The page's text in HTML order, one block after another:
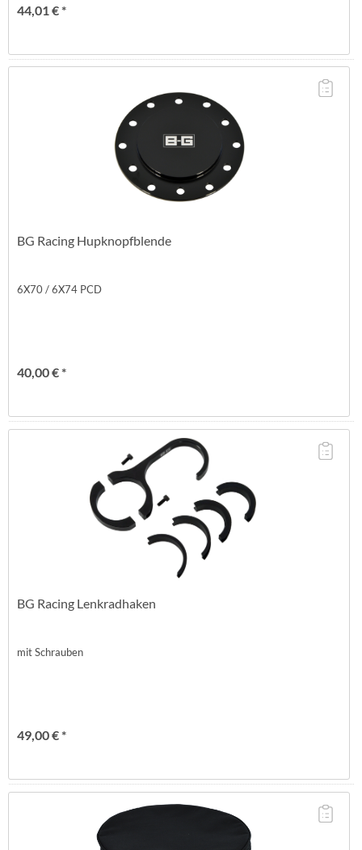
44,01 € *
BG Racing Hupknopfblende
6X70 / 6X74 PCD
40,00 € *
BG Racing Lenkradhaken
mit Schrauben
49,00 € *